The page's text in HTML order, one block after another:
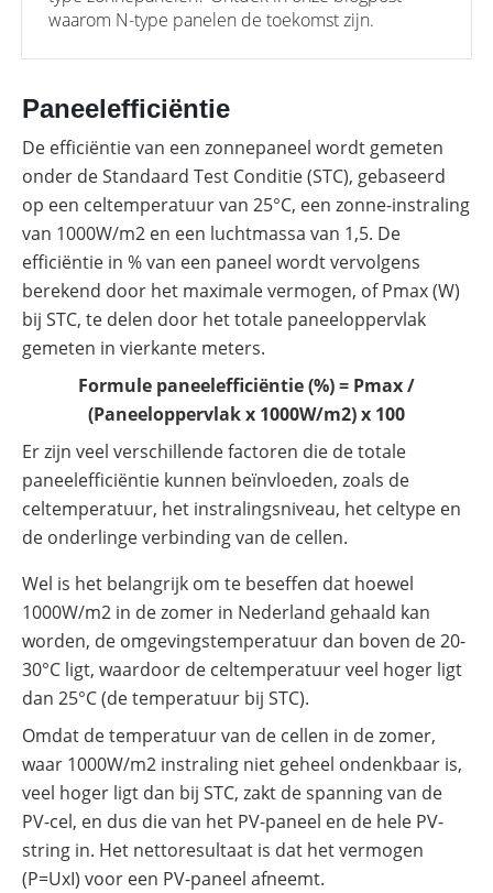
waarom N-type panelen de toekomst zijn.
Paneelefficiëntie
De efficiëntie van een zonnepaneel wordt gemeten
onder de Standaard Test Conditie (STC), gebaseerd
op een celtemperatuur van 25°C, een zonne-instraling
van 1000W/m2 en een luchtmassa van 1,5. De
efficiëntie in % van een paneel wordt vervolgens
berekend door het maximale vermogen, of Pmax (W)
bij STC, te delen door het totale paneeloppervlak
gemeten in vierkante meters.
Formule paneelefficiëntie (%) = Pmax /
(Paneeloppervlak x 1000W/m2) x 100
Er zijn veel verschillende factoren die de totale
paneelefficiëntie kunnen beïnvloeden, zoals de
celtemperatuur, het instralingsniveau, het celtype en
de onderlinge verbinding van de cellen.
Wel is het belangrijk om te beseffen dat hoewel
1000W/m2 in de zomer in Nederland gehaald kan
worden, de omgevingstemperatuur dan boven de 20-
30°C ligt, waardoor de celtemperatuur veel hoger ligt
dan 25°C (de temperatuur bij STC).
Omdat de temperatuur van de cellen in de zomer,
waar 1000W/m2 instraling niet geheel ondenkbaar is,
veel hoger ligt dan bij STC, zakt de spanning van de
PV-cel, en dus die van het PV-paneel en de hele PV-
string in. Het nettoresultaat is dat het vermogen
(P=UxI) voor een PV-paneel afneemt.